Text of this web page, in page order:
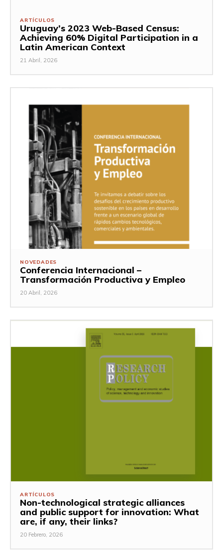
ARTÍCULOS
Uruguay’s 2023 Web-Based Census:
Achieving 60% Digital Participation in a
Latin American Context
21 Abril, 2026
NOVEDADES
Conferencia Internacional –
Transformación Productiva y Empleo
20 Abril, 2026
ARTÍCULOS
Non-technological strategic alliances
and public support for innovation: What
are, if any, their links?
20 Febrero, 2026